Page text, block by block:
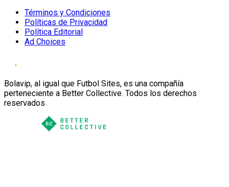
Términos y Condiciones
Políticas de Privacidad
Política Editorial
Ad Choices
Bolavip, al igual que Futbol Sites, es una compañía
perteneciente a Better Collective. Todos los derechos
reservados